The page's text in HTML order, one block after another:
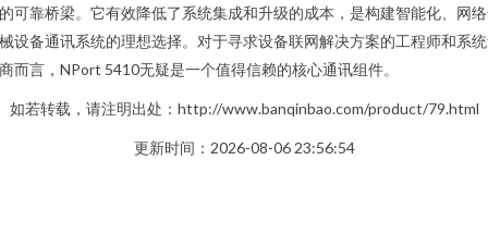
可靠桥梁。它有效降低了系统集成和升级的成本，是构建智能化、网
设备通讯系统的理想选择。对于寻求设备联网解决方案的工程师和系
而言，NPort 5410无疑是一个值得信赖的核心通讯组件。
如若转载，请注明出处：http://www.banqinbao.com/product/79.html
更新时间：2026-08-06 23:56:54